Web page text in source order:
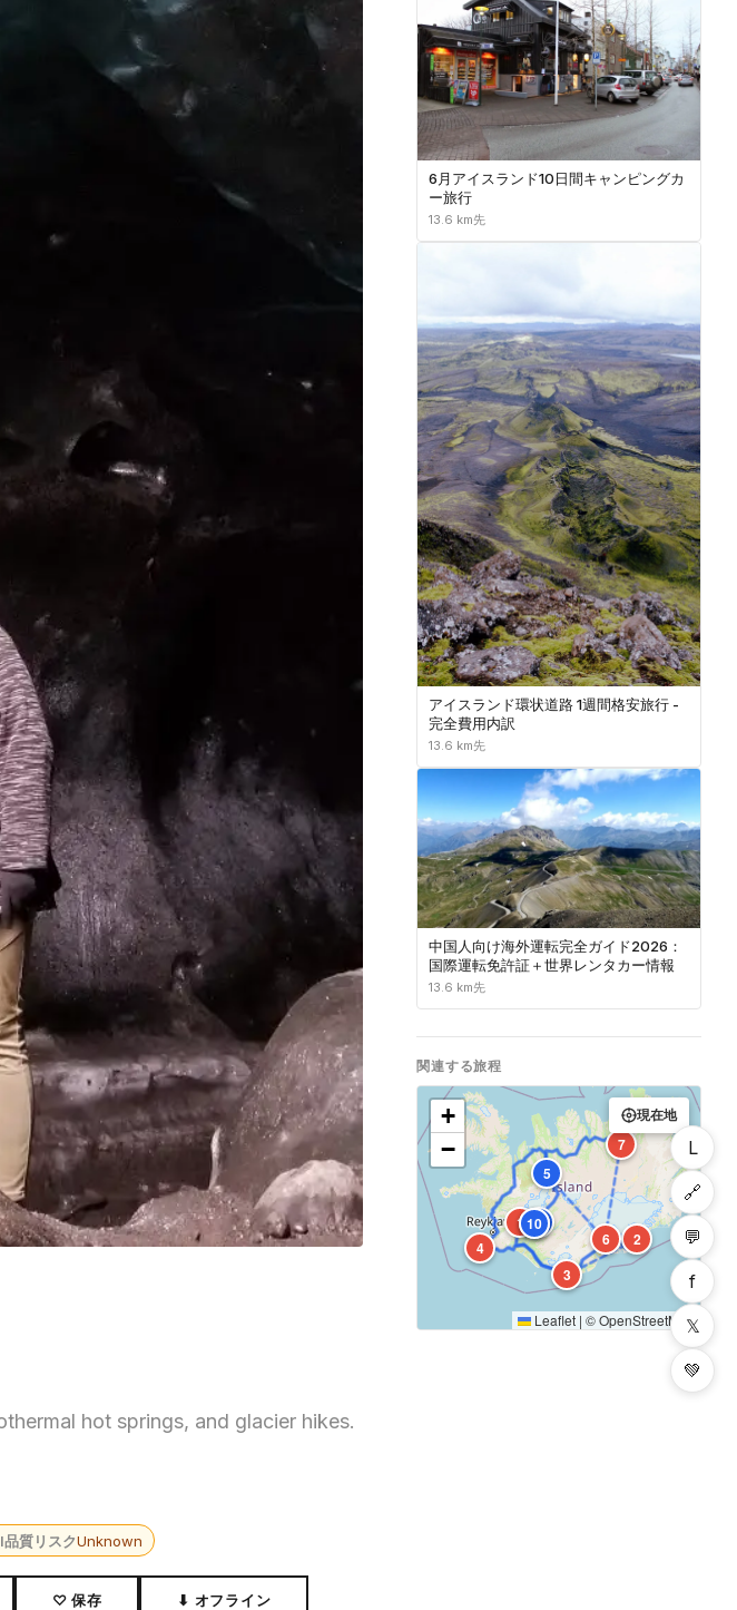
hot springs, and glacier hikes.
品質リスクUnknown
♡ 保存 ⬇ オフライン
6月アイスランド10日間キャンピングカ
ー旅行
13.6 km先
アイスランド環状道路 1週間格安旅行 -
完全費用内訳
13.6 km先
中国人向け海外運転完全ガイド2026：
国際運転免許証＋世界レンタカー情報
13.6 km先
関連する旅程
1
2
3
4
5
6
7
8
9
10
+
−
現在地
Leaflet | ©OpenStreetMap
L
🔗
💬
f
𝕏
💚